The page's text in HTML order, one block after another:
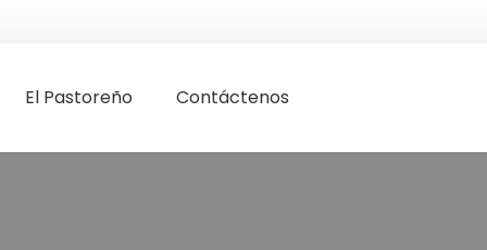
El Pastoreño Contáctenos